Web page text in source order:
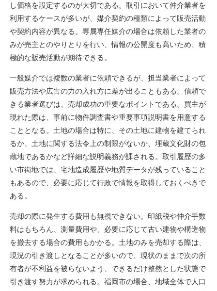
し価格を設定するのが大切である。取引において仲介業者を
利用するケースが多いが、媒介契約の種類によって販売活動
や契約内容が異なる。専属専任媒介の場合は依頼した業者の
みが売主とのやりとりを行い、情報の公開度も高いため、積
極的な販売活動が期待できる。
一般媒介では複数の業者に依頼できるが、担当業者によって
販売方法や広告の力の入れ方に差が出ることもある。信頼で
きる業者選びは、売却成功の重要なポイントである。買主が
現れた際は、事前に物件調査書や重要事項説明書を用意する
こととなる。土地の場合は特に、その土地に建物を建てられ
るか、土地に関する法令上の制限がないか、埋蔵文化財の包
蔵地であるかなど詳細な説明義務が課される。取引履歴の多
い市街地では、宅地造成履歴や地質データが残っていること
もあるので、必要に応じて行政で情報を取得しておくべきで
ある。
売却の際に発生する費用も無視できない。印紙税や仲介手数
料はもちろん、測量費用や、必要に応じて古い建物や構造物
を撤去する場合の費用もかかる。土地のみを売却する際は、
現況の引き渡しとなることが多いので、現状のままで次の所
有者が不利益を被らないよう、できるだけ整然とした状態で
引き渡す努力が求められる。福岡市の場合、地域全体で人口